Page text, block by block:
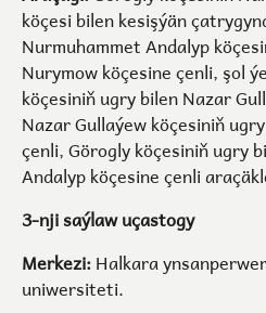
köçesi bilen kesişýän
Nurmuhammet Andalyp
Nurymow köçesine çenli, şol
köçesiniň ugry bilen Nazar
Nazar Gullaýew köçesiniň
çenli, Görogly köçesiniň ugry
Andalyp köçesine çenli
3-nji saýlaw uçastogy
Merkezi:Halkara
uniwersiteti.